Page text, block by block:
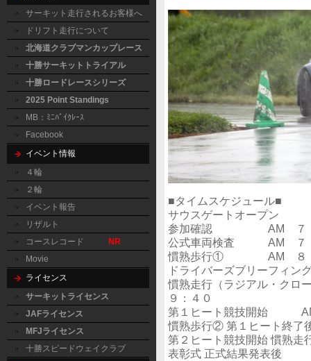
サーキット走行されるお客様へ
ドリフト走行について
北海道クラブマンカップレース
十勝サーキットトライアル
十勝ロードレースシリーズ
2025 Point Standings
MB：ﾐﾆﾊﾞｲｸﾚｰｽ
Facebook
イベント情報
４輪
２輪
イベント報告
リザルト
コースレコード
NR
Movie
ライセンス
サーキットライセンス
JAFライセンス
MFJライセンス
十勝スピードウェイクラブ
■タイムスケジュール■
サウスゲートオープン
参加確認 AM ７：０
公式車両検査 AM ７：
慣熟歩行① AM ８：
ドライバーズブリーフ
慣熟走行（ラジアル・
９：４０
第１ヒート競技開始
慣熟歩行② 第１ヒート終
第２ヒート競技開始 慣熟
表彰式 正式結果発表後